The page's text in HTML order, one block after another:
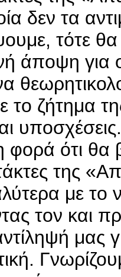
δεν τα
τότε θα
άποψη για
το ζήτημα
ότι θα
της
με το
τον και
μας